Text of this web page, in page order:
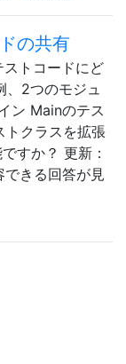
の共有
トコードにど
2つのモジュ
ン Mainのテス
トクラスを拡張
すか？ 更新：
きる回答が見